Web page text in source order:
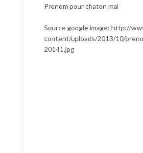
Prenom pour chaton mal
Source google image: http://
content/uploads/2013/10/
20141.jpg